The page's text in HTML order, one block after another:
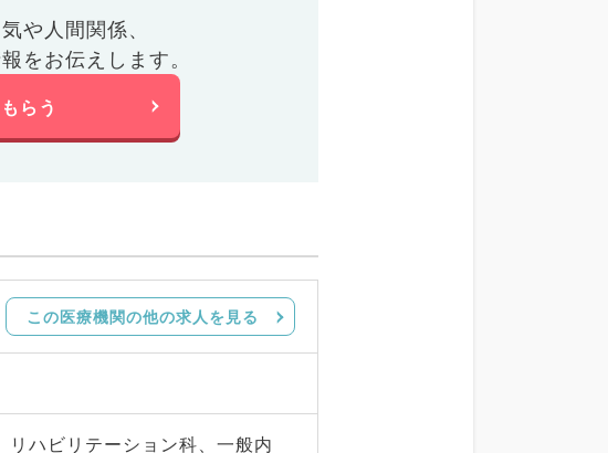
や人間関係、
をお伝えします。
らう
この医療機関の他の求人を見る
ハビリテーション科、一般内